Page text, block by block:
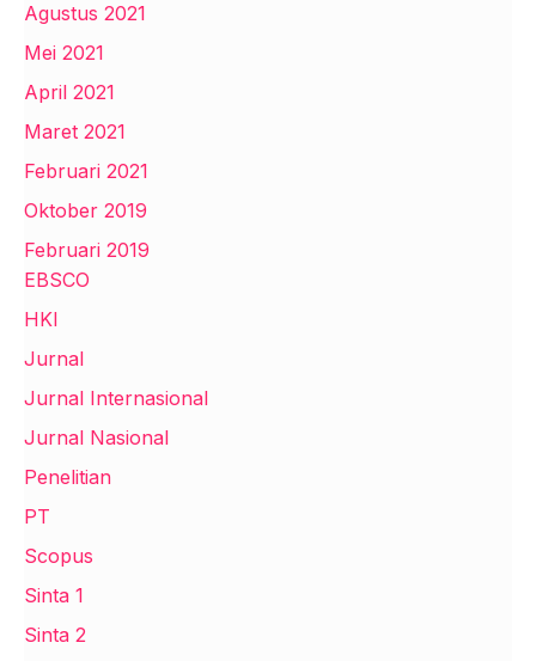
Agustus 2021
Mei 2021
April 2021
Maret 2021
Februari 2021
Oktober 2019
Februari 2019
EBSCO
HKI
Jurnal
Jurnal Internasional
Jurnal Nasional
Penelitian
PT
Scopus
Sinta 1
Sinta 2